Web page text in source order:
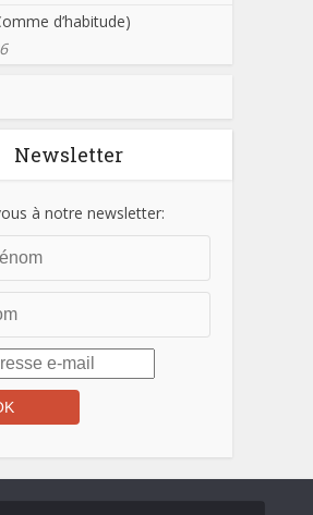
d’habitude)
Newsletter
à notre newsletter: